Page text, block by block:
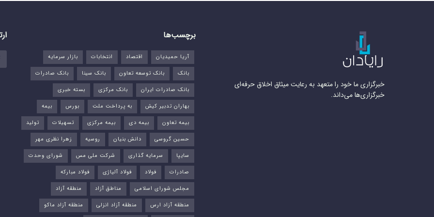
خبرگزاری ما خود را متعهد به رعایت میثاق اخلاق حرفه‌ای
خبرگزاری‌ها می‌داند.
برچسب‌ها
آریا حمیدیان اقتصاد انتخابات
بازار سرمایه
بانک
بانک توسعه تعاون بانک سینا
بانک صادرات
بانک صادرات ایران
بانک مرکزی
بسته خبری
بهاران تدبیر کیش
به پرداخت ملت بورس‌
بیمه
بیمه تعاون
بیمه دی بیمه مرکزی تسهیلات
تولید
حسین گروسی
دانش بنیان روسیه
زهرا نظری مهر
سایپا
سرمایه گذاری شرکت ملی مس
شورای وحدت
صادرات
فولاد فولاد آلیاژی
فولاد مبارکه
مجلس شورای اسلامی
مناطق آزاد
منطقه آزاد
منطقه آزاد ارس
منطقه آزاد انزلی منطقه آزاد ماکو